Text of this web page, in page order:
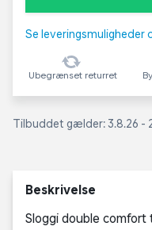
Se leveringsmuligheder
Ubegrænset returret
Tilbuddet gælder: 3.8.26 -
Beskrivelse
Sloggi double comfort